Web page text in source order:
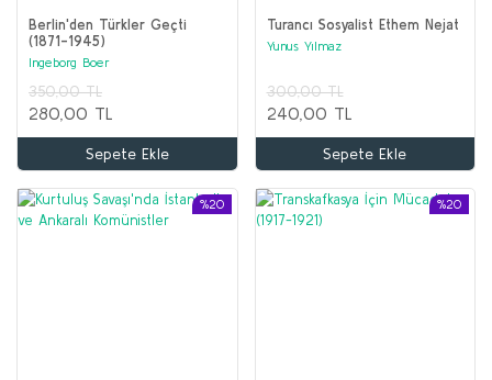
Berlin'den Türkler Geçti
(1871-1945)
Ingeborg Boer
350,00 TL
280,00 TL
Sepete Ekle
Turancı Sosyalist Ethem Nejat
Yunus Yılmaz
300,00 TL
240,00 TL
Sepete Ekle
%20 %20